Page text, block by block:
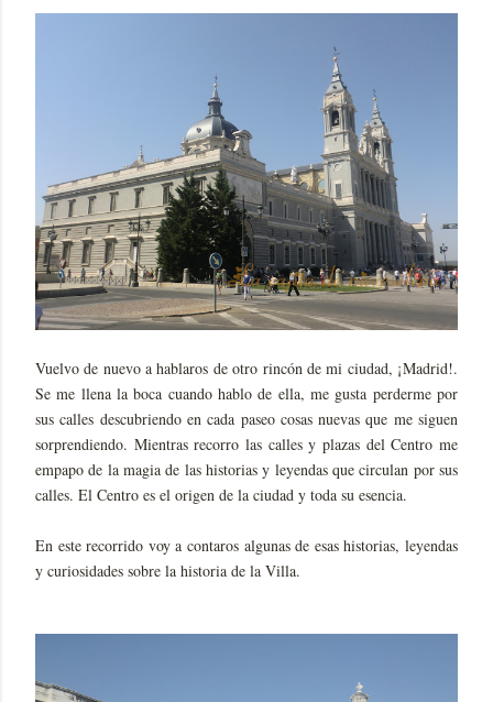
Vuelvo de nuevo a hablaros de otro rincón de mi ciudad, ¡Madrid!.
Se me llena la boca cuando hablo de ella, me gusta perderme por
sus calles descubriendo en cada paseo cosas nuevas que me siguen
sorprendiendo. Mientras recorro las calles y plazas del Centro me
empapo de la magia de las historias y leyendas que circulan por sus
calles. El Centro es el origen de la ciudad y toda su esencia.
En este recorrido voy a contaros algunas de esas historias, leyendas
y curiosidades sobre la historia de la Villa.